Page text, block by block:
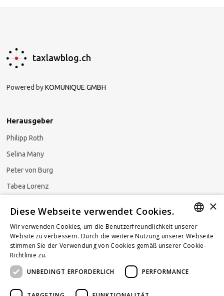
taxlawblog.ch
Powered byKOMUNIQUE GMBH
Herausgeber
Philipp Roth
Selina Many
Peter von Burg
Tabea Lorenz
Newsletter abonnieren
GERMAN
FRENCH
×
Diese Webseite verwendet Cookies.
Wir verwenden Cookies, um die Benutzerfreundlichkeit unserer
Website zu verbessern. Durch die weitere Nutzung unserer Webseite
stimmen Sie der Verwendung von Cookies gemäß unserer Cookie-
Richtlinie zu.
UNBEDINGT ERFORDERLICH
PERFORMANCE